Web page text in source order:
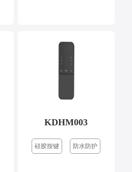
KDHM003
硅胶按键 防水防护